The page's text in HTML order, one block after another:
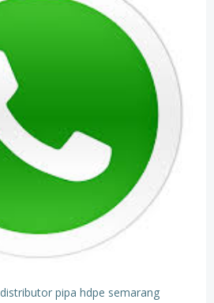
distributor pipa hdpe semarang